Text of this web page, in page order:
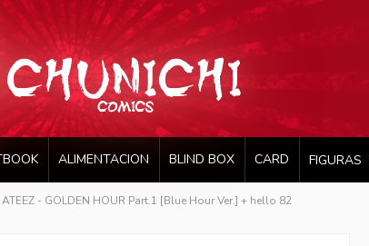
ALIMENTACION BLIND BOX CARD FIGURAS
ATEEZ - GOLDEN HOUR Part.1 [Blue Hour Ver.] + hello 82